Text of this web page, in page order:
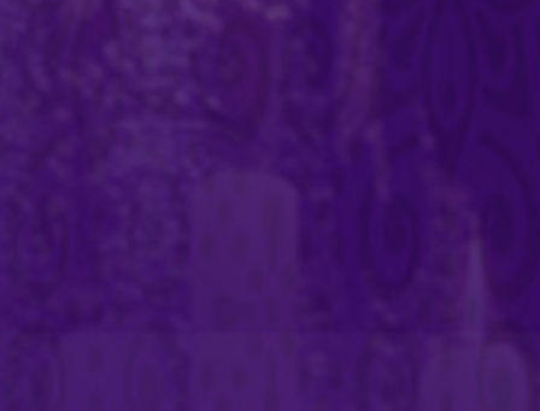
párroco de Coín y Villa del